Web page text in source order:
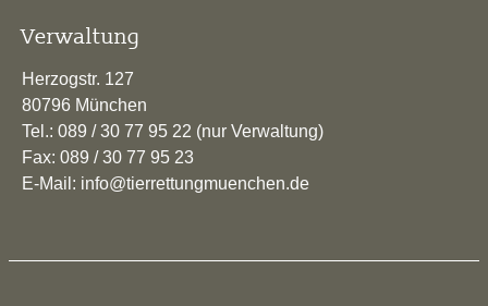
Verwaltung
Herzogstr. 127
80796 München
Tel.: 089 / 30 77 95 22 (nur Verwaltung)
Fax: 089 / 30 77 95 23
E-Mail: info@tierrettungmuenchen.de